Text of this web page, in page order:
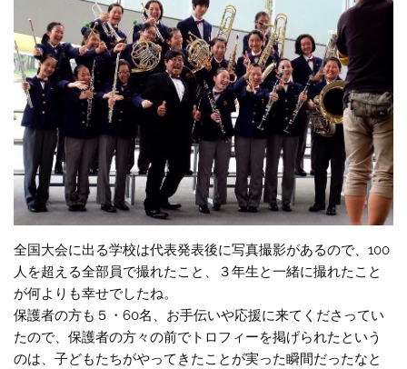
全国大会に出る学校は代表発表後に写真撮影があるので、100
人を超える全部員で撮れたこと、３年生と一緒に撮れたこと
が何よりも幸せでしたね。
保護者の方も５・60名、お手伝いや応援に来てくださってい
たので、保護者の方々の前でトロフィーを掲げられたという
のは、子どもたちがやってきたことが実った瞬間だったなと